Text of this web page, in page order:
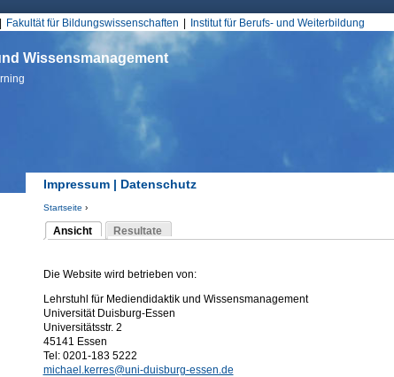
Fakultät für Bildungswissenschaften Institut für Berufs- und Weiterbildung
Wissensmanagement
Impressum | Datenschutz
Sie sind hier
Startseite ›
Ansicht
(aktiver Reiter)
Resultate
Die Website wird betrieben von:
Lehrstuhl für Mediendidaktik und Wissensmanagement
Universität Duisburg-Essen
Universitätsstr. 2
45141 Essen
Tel: 0201-183 5222
michael.kerres@uni-duisburg-essen.de